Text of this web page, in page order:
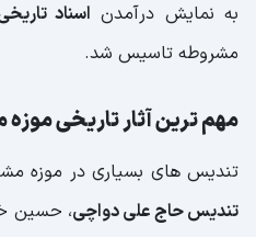
به نمایش درآمدن اسناد
مشروطه تاسیس شد.
مهم ترین آثار تاریخی
تندیس های بسیاری در موزه
تندیس حاج علی دواچی، حسین